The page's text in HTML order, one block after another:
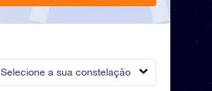
Selecione a sua constelação